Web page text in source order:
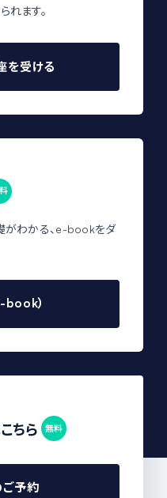
れます。
を受ける
がわかる、e-bookをダ
book）
ちら 無料
予約